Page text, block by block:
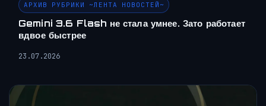
АРХИВ РУБРИКИ ~ЛЕНТА НОВОСТЕЙ~
Gemini 3.6 Flash не стала умнее. Зато работает
вдвое быстрее
23.07.2026